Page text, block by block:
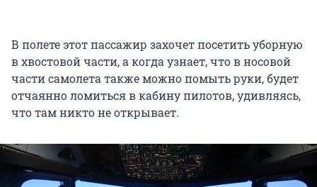
В полете этот пассажир захочет посетить уборную
в хвостовой части, а когда узнает, что в носовой
части самолета также можно помыть руки, будет
отчаянно ломиться в кабину пилотов, удивляясь,
что там никто не открывает.